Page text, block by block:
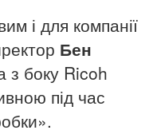
і для компанії
Бен
з боку Ricoh
під час